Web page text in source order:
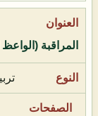
المراقبة